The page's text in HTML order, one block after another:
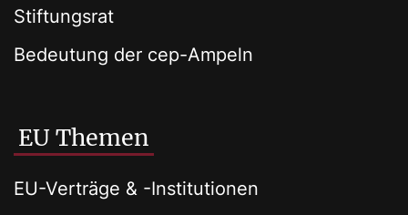
Stiftungsrat
Bedeutung der cep-Ampeln
EU Themen
EU-Verträge & -Institutionen